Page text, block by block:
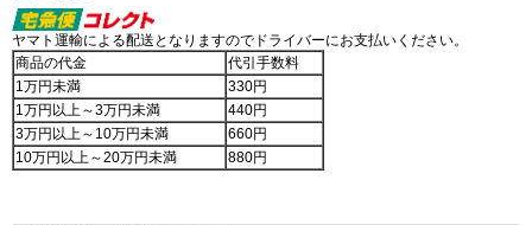
ヤマト運輸による配送となりますのでドライバーにお支払いください。
商品の代金
代引手数料
1万円未満
330円
1万円以上～3万円未満
440円
3万円以上～10万円未満
660円
10万円以上～20万円未満
880円